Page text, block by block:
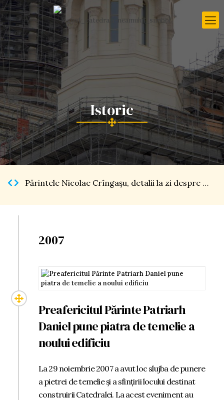
Istoric
Părintele Nicolae Crîngaşu, detalii la zi despre Catedrala Naţională […]
2007
Preafericitul Părinte Patriarh
Daniel pune piatra de temelie a
noului edificiu
La 29 noiembrie 2007 a avut loc slujba de punere
a pietrei de temelie și a sfințirii locului destinat
construirii Catedralei. La acest eveniment au